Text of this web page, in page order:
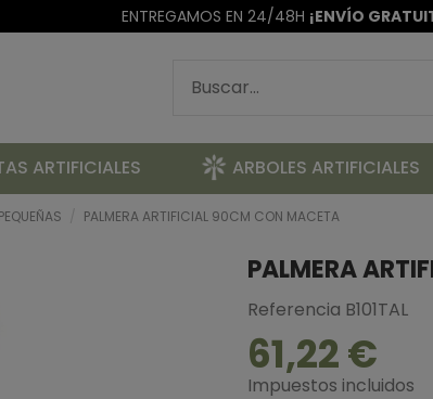
ENTREGAMOS EN 24/48H ¡ENVÍO
ARTIFICIALES ARBOLES ARTIFICIALES
PALMERA ARTIFICIAL 90CM CON MACETA
PALMERA
Referencia B101TAL
61,22 €
Impuestos incluidos